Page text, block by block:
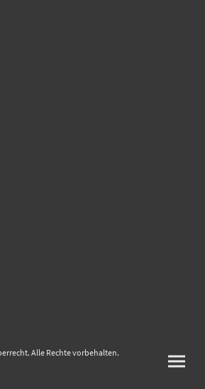
Alle Rechte vorbehalten.